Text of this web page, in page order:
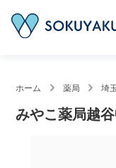
ホーム 薬局 埼
みやこ薬局越